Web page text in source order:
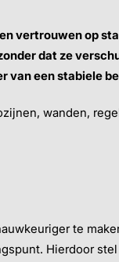
vertrouwen op
dat ze
van een stabiele
wanden,
te
Hierdoor